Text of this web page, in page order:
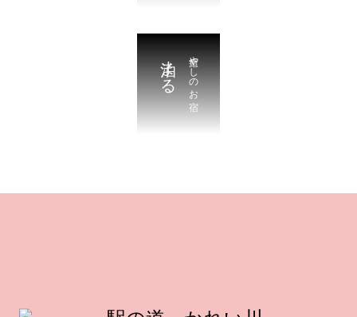
癒やしのお宿
泊まる